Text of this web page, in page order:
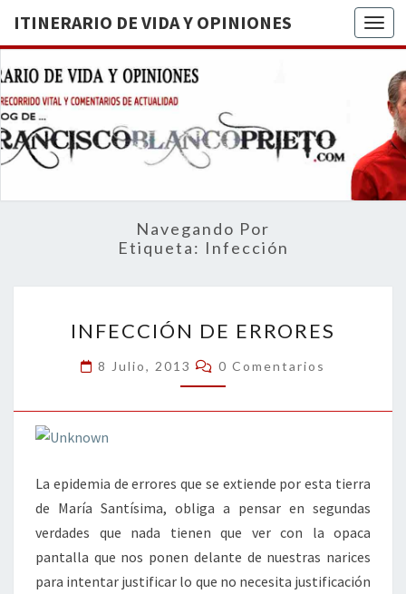
ITINERARIO DE VIDA Y OPINIONES
DE
BREVE
RECORRIDO
VITAL Y
ACTUALIDAD
Navegando Por
Etiqueta: Infección
DE
ERRORES
INFECCIÓN DE ERRORES
8 Julio, 2013 Comentarios
0 Comentarios
La epidemia de errores que se extiende por esta tierra
de María Santísima, obliga a pensar en segundas
verdades que nada tienen que ver con la opaca
pantalla que nos ponen delante de nuestras narices
para intentar justificar lo que no necesita justificación